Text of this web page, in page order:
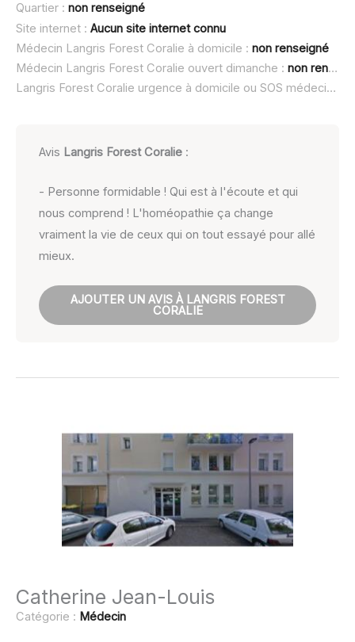
Quartier : non renseigné
Site internet : Aucun site internet connu
Médecin Langris Forest Coralie à domicile : non renseigné
Médecin Langris Forest Coralie ouvert dimanche : non renseigné
Langris Forest Coralie urgence à domicile ou SOS médecin :
Avis Langris Forest Coralie :
- Personne formidable ! Qui est à l'écoute et qui
nous comprend ! L'homéopathie ça change
vraiment la vie de ceux qui on tout essayé pour allé
mieux.
AJOUTER UN AVIS À LANGRIS FOREST
CORALIE
Catherine Jean-Louis
Catégorie : Médecin